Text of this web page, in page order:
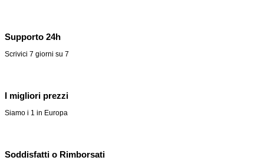
Supporto 24h
Scrivici 7 giorni su 7
I migliori prezzi
Siamo i 1 in Europa
Soddisfatti o Rimborsati